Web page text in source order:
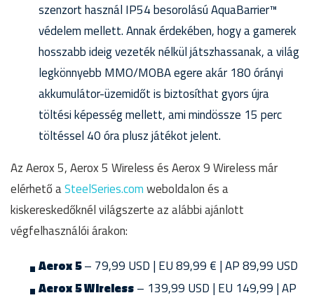
szenzort használ IP54 besorolású AquaBarrier™
védelem mellett. Annak érdekében, hogy a gamerek
hosszabb ideig vezeték nélkül játszhassanak, a világ
legkönnyebb MMO/MOBA egere akár 180 órányi
akkumulátor-üzemidőt is biztosíthat gyors újra
töltési képesség mellett, ami mindössze 15 perc
töltéssel 40 óra plusz játékot jelent.
Az Aerox 5, Aerox 5 Wireless és Aerox 9 Wireless már
elérhető aSteelSeries.comweboldalon és a
kiskereskedőknél világszerte az alábbi ajánlott
végfelhasználói árakon:
Aerox 5– 79,99 USD | EU 89,99 € | AP 89,99 USD
Aerox 5 Wireless– 139,99 USD | EU 149,99 | AP